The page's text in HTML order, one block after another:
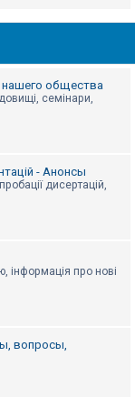
нашего общества
семінари,
- Анонсы
дисертацій,
інформація про нові
вопросы,